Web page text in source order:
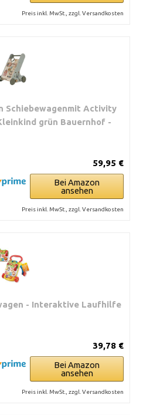
Preis inkl. MwSt., zzgl. Versandkosten
Schiebewagenmit Activity
grün Bauernhof -
59,95 €
Bei Amazon
ansehen
Preis inkl. MwSt., zzgl. Versandkosten
- Interaktive Laufhilfe
39,78 €
Bei Amazon
ansehen
Preis inkl. MwSt., zzgl. Versandkosten